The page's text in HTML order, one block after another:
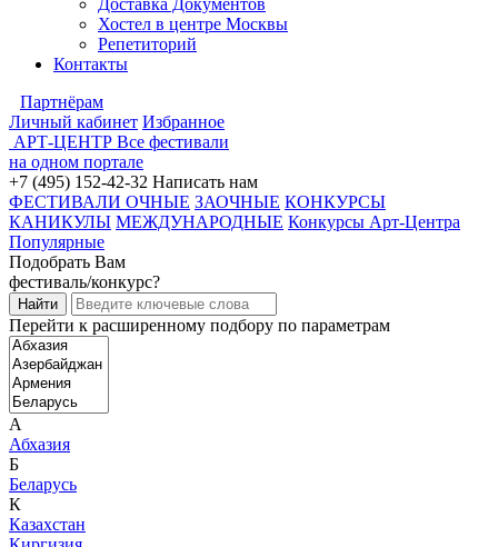
Доставка Документов
Хостел в центре Москвы
Репетиторий
Контакты
Партнёрам
Личный кабинет Избранное
АРТ-ЦЕНТР Все фестивали
на одном портале
+7 (495) 152-42-32 Написать нам
ФЕСТИВАЛИ ОЧНЫЕ ЗАОЧНЫЕ КОНКУРСЫ
КАНИКУЛЫ МЕЖДУНАРОДНЫЕ Конкурсы Арт-Центра
Популярные
Подобрать Вам
фестиваль/конкурс?
Перейти к расширенному подбору по параметрам
А
Абхазия
Б
Беларусь
К
Казахстан